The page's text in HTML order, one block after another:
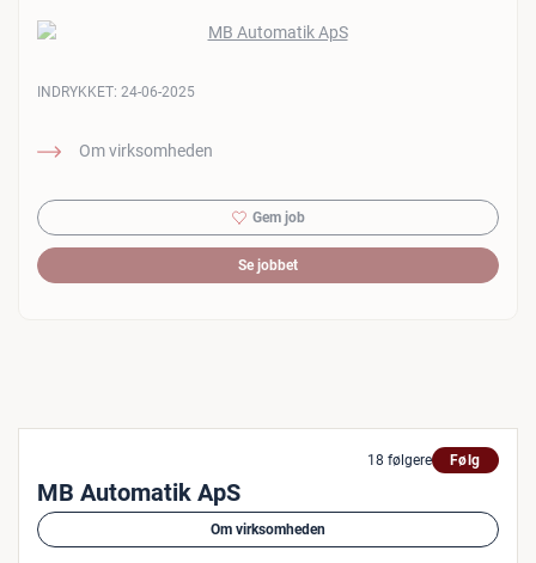
Om virksomheden
INDRYKKET: 24-06-2025
Gem job
Se jobbet
18 følgere Følg
MB Automatik ApS
Om virksomheden